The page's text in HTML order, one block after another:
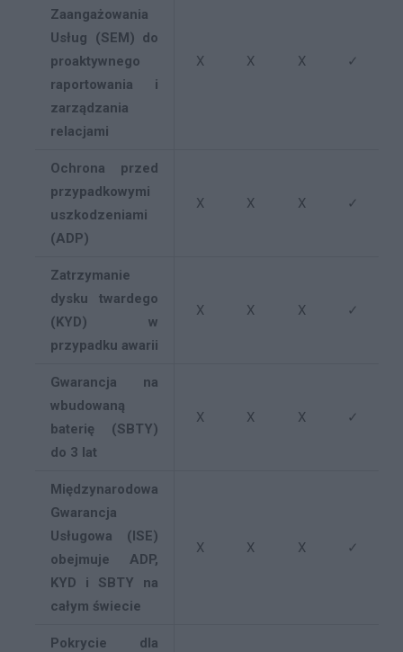
Zaangażowania
Usług (SEM) do
proaktywnego
raportowania i
zarządzania
relacjami
X X X ✓
Ochrona przed
przypadkowymi
uszkodzeniami
(ADP)
X X X ✓
Zatrzymanie
dysku twardego
(KYD) w
przypadku awarii
X X X ✓
Gwarancja na
wbudowaną
baterię (SBTY)
do 3 lat
X X X ✓
Międzynarodowa
Gwarancja
Usługowa (ISE)
obejmuje ADP,
KYD i SBTY na
całym świecie
X X X ✓
Pokrycie dla